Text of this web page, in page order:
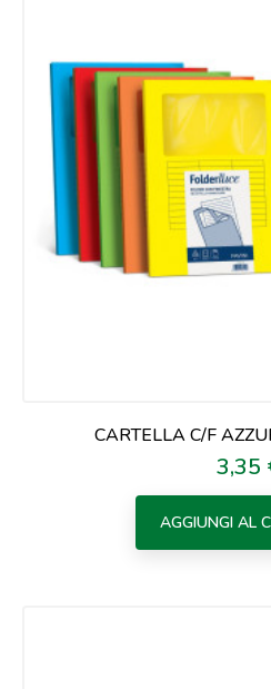
CARTELLA C/F
Prezzo
3,35
AGGIUNGI AL